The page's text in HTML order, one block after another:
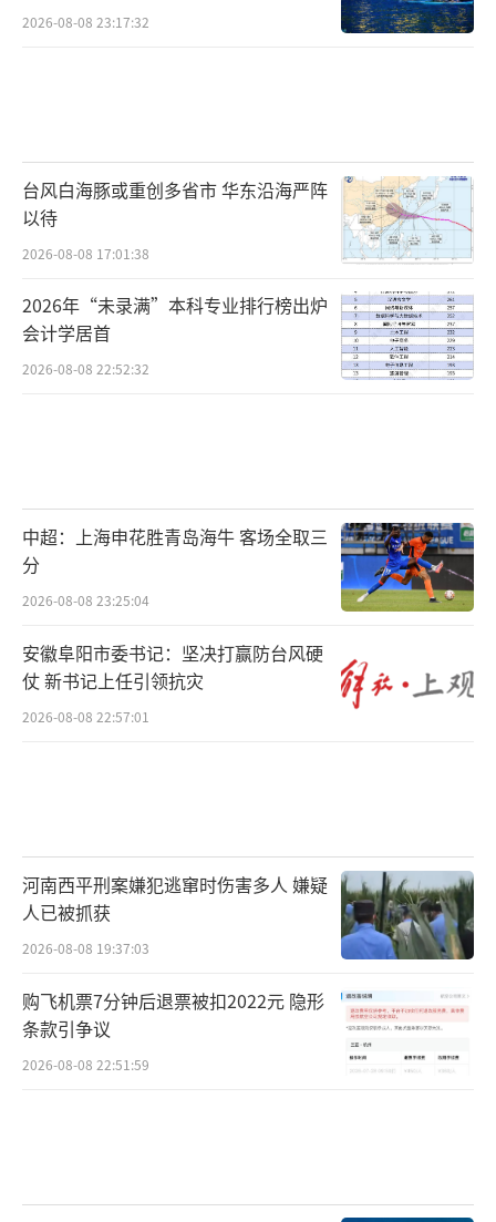
2026-08-08 23:17:32
台风白海豚或重创多省市 华东沿海严阵
以待
2026-08-08 17:01:38
2026年“未录满”本科专业排行榜出炉
会计学居首
2026-08-08 22:52:32
中超：上海申花胜青岛海牛 客场全取三
分
2026-08-08 23:25:04
安徽阜阳市委书记：坚决打赢防台风硬
仗 新书记上任引领抗灾
2026-08-08 22:57:01
河南西平刑案嫌犯逃窜时伤害多人 嫌疑
人已被抓获
2026-08-08 19:37:03
购飞机票7分钟后退票被扣2022元 隐形
条款引争议
2026-08-08 22:51:59